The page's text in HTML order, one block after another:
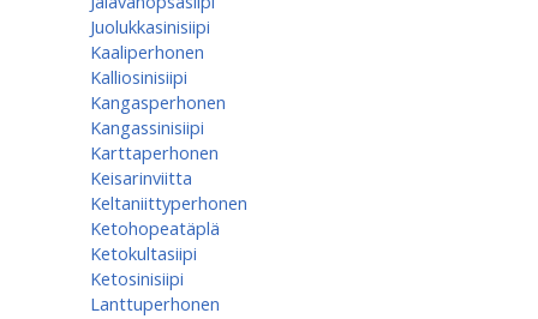
Juolukkasinisiipi
Kaaliperhonen
Kalliosinisiipi
Kangasperhonen
Kangassinisiipi
Karttaperhonen
Keisarinviitta
Keltaniittyperhonen
Ketohopeatäplä
Ketokultasiipi
Ketosinisiipi
Lanttuperhonen